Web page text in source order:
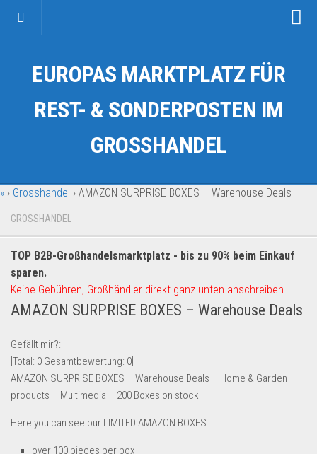
Kategorien
Auto & Motorrad
Fahrzeuge & Transport
Garten & Werkzeug
Geschäft, Büro & Schreibwaren
Geschenkartikel
Handy und Smartphone
Kosmetik & Pflege
Multimedia & Elektro
Münzen
Schuhe & Accessoires
Sport & Freizeit
EUROPAS MARKTPLATZ FÜR
REST- & SONDERPOSTEN IM
GROSSHANDEL
» › Grosshandel › AMAZON SURPRISE BOXES – Warehouse Deals
GROSSHANDEL
TOP B2B-Großhandelsmarktplatz - bis zu 90% beim Einkauf
sparen.
Keine Gebühren, Großhändler direkt ganz unten anschreiben.
AMAZON SURPRISE BOXES – Warehouse Deals
Gefällt mir?:
[Total: 0 Gesamtbewertung: 0
AMAZON SURPRISE BOXES – Warehouse Deals – Home & Garden
products – Multimedia – 200 Boxes on stock
Here you can see our LIMITED AMAZON BOXES
over 100 pieces per box